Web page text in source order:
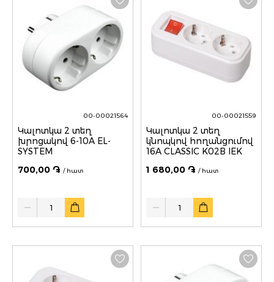
00-00021564
Կալոտկա 2 տեղ
խրոցակով 6-10A EL-
SYSTEM
700,00 ֏ / հատ
Quantity
00-00021559
Կալոտկա 2 տեղ
կնոպկով հողանցումով
16A CLASSIC K02B IEK
1 680,00 ֏ / հատ
Quantity